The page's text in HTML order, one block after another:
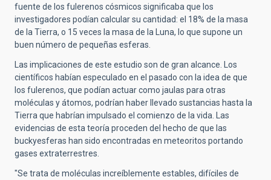
fuente de los fulerenos cósmicos significaba que los
investigadores podían calcular su cantidad: el 18% de la masa
de la Tierra, o 15 veces la masa de la Luna, lo que supone un
buen número de pequeñas esferas.
Las implicaciones de este estudio son de gran alcance. Los
científicos habían especulado en el pasado con la idea de que
los fulerenos, que podían actuar como jaulas para otras
moléculas y átomos, podrían haber llevado sustancias hasta la
Tierra que habrían impulsado el comienzo de la vida. Las
evidencias de esta teoría proceden del hecho de que las
buckyesferas han sido encontradas en meteoritos portando
gases extraterrestres.
"Se trata de moléculas increíblemente estables, difíciles de